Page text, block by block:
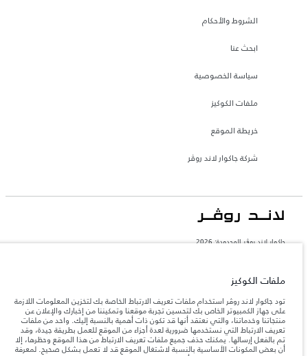
الشروط والأحكام
ابحث عنا
سياسة الخصوصية
ملفات الكوكيز
خريطة الموقع
شركة جاكوار لاند روڤر
جاكوار لاند روڨر المحدودة: 2026
تعكس الأوزان المذكورة مواصفات السيارة القياسية. سوف تؤثر الإكسسوارات وغيرها من
العناصر المثبتة بعد نقطة التصنيع في الحمولة. تأكد من عدم تجاوز الوزن الإجمالي للسيارة
والحمولة.
المعلومات والمواصفات والأسعار والألوان المذكورة على هذا الموقع قد تختلف من بلد إلى
آخر، كما أنّها قد تتغير بدون إشعار مسبق. الرجاء التواصل مع وكيلنا المحلي للتأكد من توفّرها
والتحقق من الأسعار.
ملفات الكوكيز
تود جاكوار لاند روڤر استخدام ملفات تعريف الارتباط الخاصة بك لتخزين المعلومات اللازمة
على جهاز الكمبيوتر الخاص بك لتحسين تجربة موقعنا وتمكيننا من إخبارك والإعلان عن
منتجاتنا وخدماتنا، والتي نعتقد أنها قد تكون ذات أهمية بالنسبة إليك. واحد من ملفات
تعريف الارتباط التي نستخدمها ضرورية لعدة أجزاء من الموقع للعمل بطريقة جيدة، وقد
تم بالفعل إرسالها. يمكنك حذف جميع ملفات تعريف الارتباط من هذا الموقع وحظرها، إلا
أن بعض المكونات الأساسية بالنسبة لاشتغال الموقع قد لا تعمل بشكل صحيح. لمعرفة